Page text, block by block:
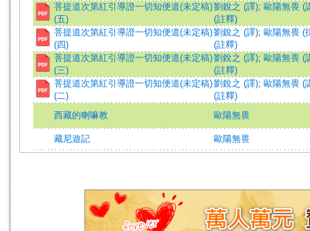
菩提道次第紅引導證一切知便道(未定稿)
(五)
劉銳之 (譯); 歐陽無畏 (
(註釋)
菩提道次第紅引導證一切知便道(未定稿)
(四)
劉銳之 (譯); 歐陽無畏 (
(註釋)
菩提道次第紅引導證一切知便道(未定稿)
(三)
劉銳之 (譯); 歐陽無畏 (
(註釋)
菩提道次第紅引導證一切知便道(未定稿)
(二)
劉銳之 (譯); 歐陽無畏 (
(註釋)
西藏的喇嘛教
歐陽無畏
藏尼遊記 歐陽無畏